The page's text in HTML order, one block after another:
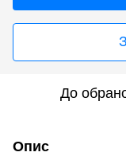
До
Опис